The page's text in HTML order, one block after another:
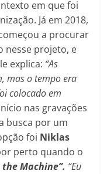
em que foi
Já em 2018,
a procurar
nesse projeto, e
explica: “As
mas o tempo era
colocado em
nas gravações
busca por um
foi Niklas
perto quando o
the Machine”. “Eu